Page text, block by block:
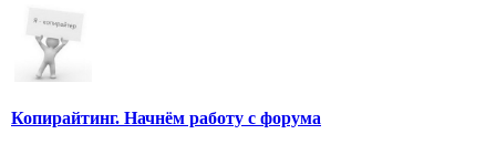
Копирайтинг. Начнём работу с форума